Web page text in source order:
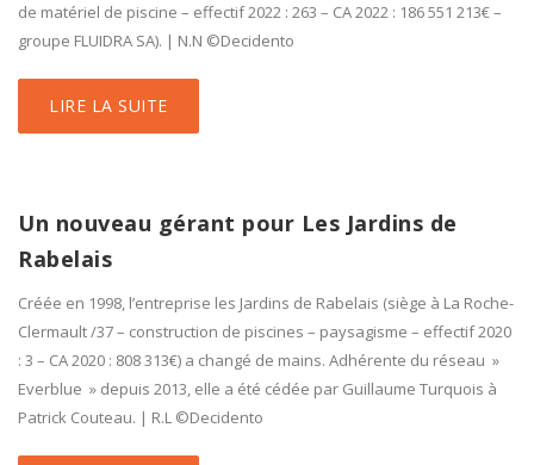
de matériel de piscine – effectif 2022 : 263 – CA 2022 : 186 551 213€ –
groupe FLUIDRA SA). | N.N ©Decidento
LIRE LA SUITE
Un nouveau gérant pour Les Jardins de
Rabelais
Créée en 1998, l’entreprise les Jardins de Rabelais (siège à La Roche-
Clermault /37 – construction de piscines – paysagisme – effectif 2020
: 3 – CA 2020 : 808 313€) a changé de mains. Adhérente du réseau »
Everblue » depuis 2013, elle a été cédée par Guillaume Turquois à
Patrick Couteau. | R.L ©Decidento